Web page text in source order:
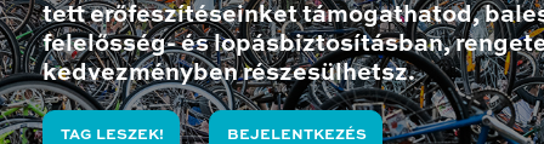
tett erőfeszítéseinket támogathatod,
felelősség- és lopásbiztosításban,
kedvezményben részesülhetsz.
TAG LESZEK! BEJELENTKEZÉS